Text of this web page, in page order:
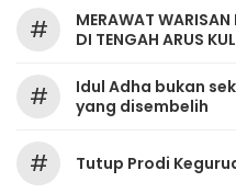
#
MERAWAT WARISAN
DI TENGAH ARUS
#
Idul Adha bukan
yang disembelih
# Tutup Prodi